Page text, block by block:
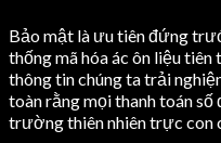
Bảo mật là ưu tiên đứng
thống mã hóa ác ôn liệu
thông tin chúng ta trải
toàn rằng mọi thanh toán
trường thiên nhiên trực con